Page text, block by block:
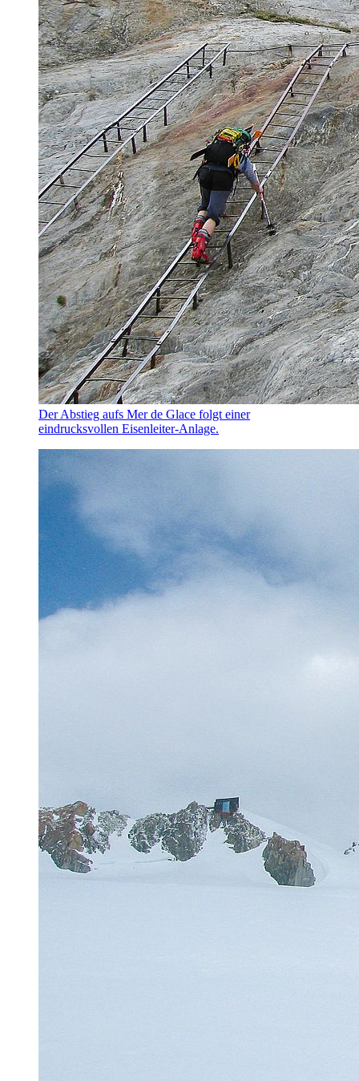
Der Abstieg aufs Mer de Glace folgt einer
eindrucksvollen Eisenleiter-Anlage.